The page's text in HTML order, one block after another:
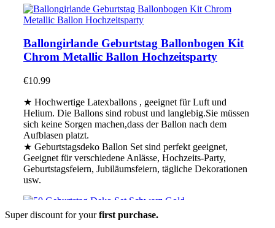
Ballongirlande Geburtstag Ballonbogen Kit
Chrom Metallic Ballon Hochzeitsparty
€10.99
★ Hochwertige Latexballons , geeignet für Luft und
Helium. Die Ballons sind robust und langlebig.Sie müssen
sich keine Sorgen machen,dass der Ballon nach dem
Aufblasen platzt.
★ Geburtstagsdeko Ballon Set sind perfekt geeignet,
Geeignet für verschiedene Anlässe, Hochzeits-Party,
Geburtstagsfeiern, Jubiläumsfeiern, tägliche Dekorationen
usw.
Super discount for yourfirst purchase.